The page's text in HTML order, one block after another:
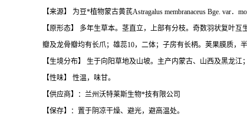
【来源】 为豆*植物蒙古黄芪Astragalus membranaceus Bge. var
【原形态】 多年生草本。茎直立，上部有分枝。奇数羽状复叶
瓣及龙骨瓣均有长爪；雄蕊10，二体；子房有长柄。荚果膜质，
【生境分布】 生于向阳草地及山坡。主产内蒙古、山西及黑龙江
【性味】 性温，味甘。
【供应商】：兰州沃特莱斯生物*技有限公司
【保存】：置于阴凉干燥、避光，避高温处。